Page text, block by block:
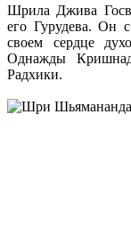
Шрила Джива
его Гурудева. Он
своем сердце
Однажды
Радхики.